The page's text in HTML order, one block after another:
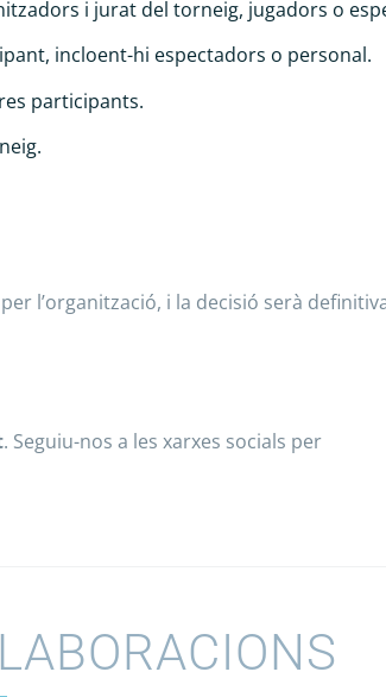
i jurat del torneig, jugadors o
incloent-hi espectadors o personal.
participants.
l’organització, i la decisió serà
. Seguiu-nos a les xarxes socials per